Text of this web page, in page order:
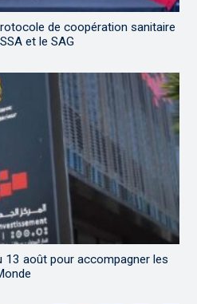
de coopération sanitaire
et le SAG
13 août pour accompagner les